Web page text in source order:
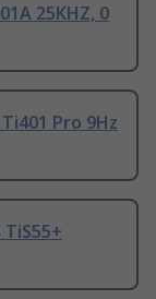
25KHZ, 0
Pro 9Hz